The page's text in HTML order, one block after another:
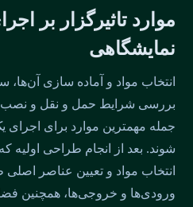
موارد تاثیرگزار بر
نمایشگاهی
انتخاب مواد و آماده سازی
بررسی شرایط حمل و نقل و نصب
جمله مهمترین موارد برای
شوند. بعد از انجام طراحی
انتخاب مواد و تعیین عناصر
ورودی‌ها و خروجی‌ها، همچنین